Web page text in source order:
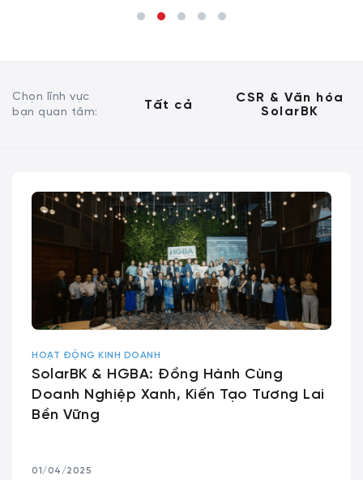
Chọn lĩnh vực
bạn quan tâm:
Tất cả
CSR & Văn hóa
SolarBK
HOẠT ĐỘNG KINH DOANH
SolarBK & HGBA: Đồng Hành Cùng
Doanh Nghiệp Xanh, Kiến Tạo Tương Lai
Bền Vững
01/04/2025